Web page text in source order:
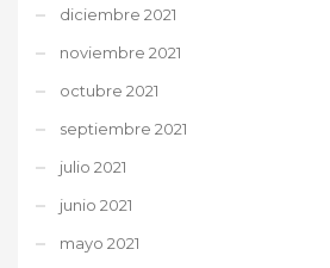
diciembre 2021
noviembre 2021
octubre 2021
septiembre 2021
julio 2021
junio 2021
mayo 2021